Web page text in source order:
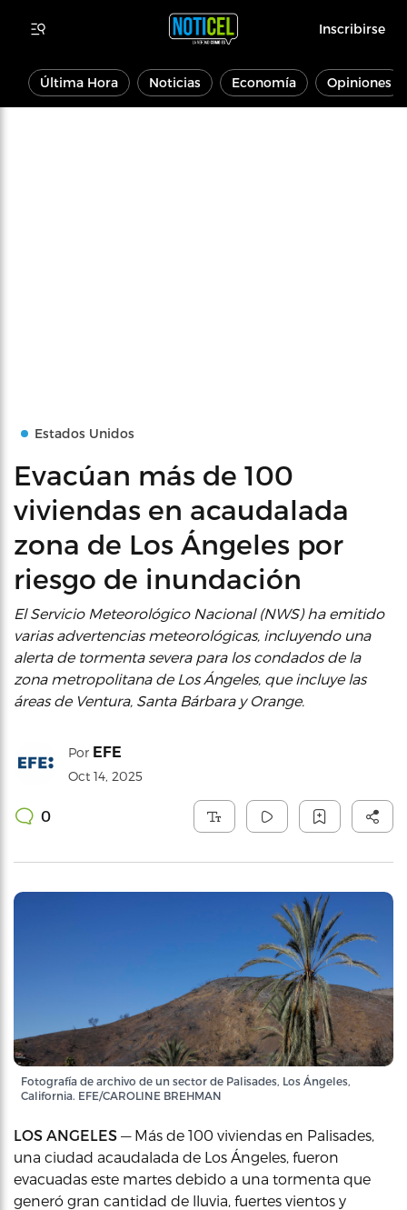
Inscribirse
Última Hora Noticias Economía Opiniones
Estados Unidos
Evacúan más de 100
viviendas en acaudalada
zona de Los Ángeles por
riesgo de inundación
El Servicio Meteorológico Nacional (NWS) ha emitido
varias advertencias meteorológicas, incluyendo una
alerta de tormenta severa para los condados de la
zona metropolitana de Los Ángeles, que incluye las
áreas de Ventura, Santa Bárbara y Orange.
Por EFE
Oct 14, 2025
0
Fotografía de archivo de un sector de Palisades, Los Ángeles,
California. EFE/CAROLINE BREHMAN
LOS ANGELES — Más de 100 viviendas en Palisades,
una ciudad acaudalada de Los Ángeles, fueron
evacuadas este martes debido a una tormenta que
generó gran cantidad de lluvia, fuertes vientos y